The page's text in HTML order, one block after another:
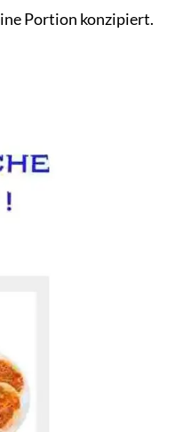
Portion konzipiert.